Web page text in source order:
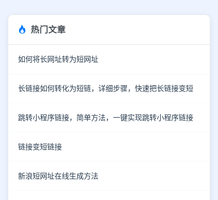
热门文章
如何将长网址转为短网址
长链接如何转化为短链，详细步骤，快速把长链接变短
跳转小程序链接，简单方法，一键实现跳转小程序链接
链接变短链接
新浪短网址在线生成方法